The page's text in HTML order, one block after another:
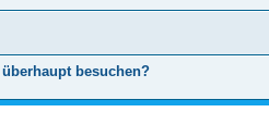
besuchen?